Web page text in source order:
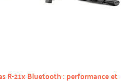
R-21x Bluetooth : performance et